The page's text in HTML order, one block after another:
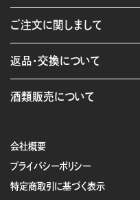
会社概要
プライバシーポリシー
特定商取引に基づく表示
ご注文に関しまして
返品・交換について
酒類販売について